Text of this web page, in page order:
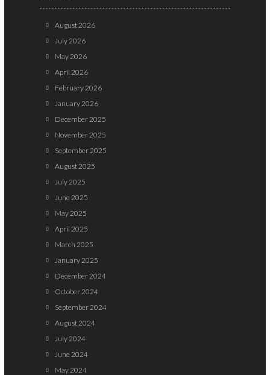
August 2026
July 2026
May 2026
April 2026
February 2026
January 2026
December 2025
November 2025
September 2025
August 2025
July 2025
June 2025
May 2025
April 2025
March 2025
January 2025
December 2024
October 2024
September 2024
August 2024
July 2024
June 2024
May 2024